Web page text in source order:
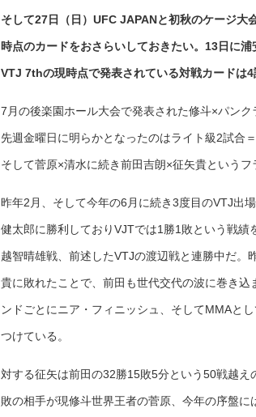
そして27日（日）UFC JAPANと初秋のケージ大
時点のカードをおさらいしておきたい。13日に
VTJ 7thの現時点で発表されている対戦カードは4
7月の後楽園ホール大会で発表された修斗×パン
先週金曜日に明らかとなったのはライト級2試合
そして菅原×清水に続き前田吉朗×征矢貴というフ
昨年2月、そして今年の6月に続き3度目のVTJ出
健太郎に勝利しておりVJTでは1勝1敗という戦
越智晴雄戦、前述したVTJの渡辺戦と連勝中だ。
貴に敗れたことで、前田も世代交代の波に巻き
ンドごとにニア・フィニッシュ、そしてMMAと
つけている。
対する征矢は前田の32勝15敗5分という50戦越
敗の相手が現修斗世界王者の菅原、今年の序盤